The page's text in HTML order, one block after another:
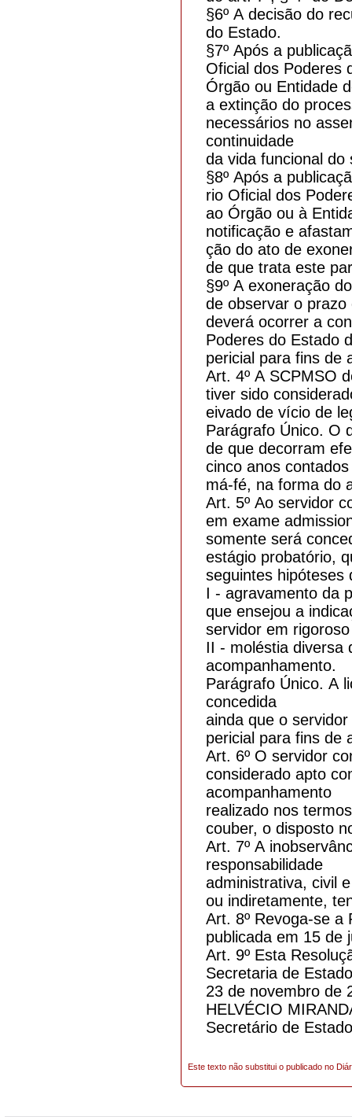
§6º A decisão do
do Estado.
§7º Após a
Oficial dos Poderes
Órgão ou Entidade
a extinção do
necessários no
continuidade
da vida funcional do
§8º Após a
rio Oficial dos
ao Órgão ou à
notificação e
ção do ato de
de que trata este
§9º A exoneração
de observar o
deverá ocorrer a
Poderes do Estado
pericial para fins de
Art. 4º A SCPMSO
tiver sido
eivado de vício de
Parágrafo Único. O
de que decorram
cinco anos
má-fé, na forma do
Art. 5º Ao servidor
em exame
somente será
estágio probatório,
seguintes hipóteses
I - agravamento da
que ensejou a
servidor em
II - moléstia diversa
acompanhamento.
Parágrafo Único. A
concedida
ainda que o
pericial para fins de
Art. 6º O servidor
considerado apto
acompanhamento
realizado nos
couber, o disposto
Art. 7º A
responsabilidade
administrativa, civil
ou indiretamente,
Art. 8º Revoga-se a
publicada em 15 de
Art. 9º Esta
Secretaria de
23 de novembro de
HELVÉCIO
Secretário de
Este texto não substitui o publicado no